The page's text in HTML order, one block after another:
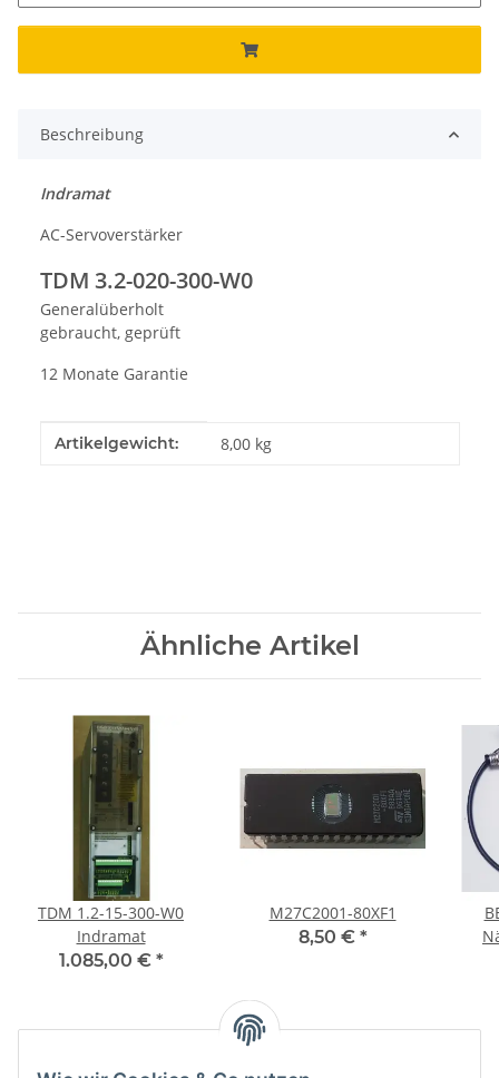
Beschreibung
Indramat
AC-Servoverstärker
TDM 3.2-020-300-W0
Generalüberholt
gebraucht, geprüft
12 Monate Garantie
Produkteigenschaft
Wert
Artikelgewicht: 8,00 kg
Ähnliche Artikel
TDM 1.2-15-300-W0
Indramat
1.085,00 € *
M27C2001-80XF1
8,50 € *